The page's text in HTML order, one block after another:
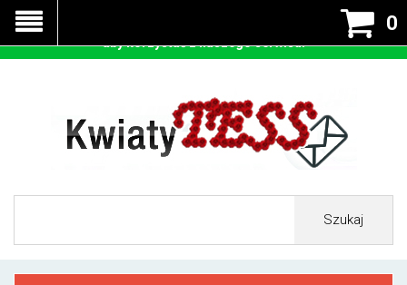
0
Szukaj
Nasza strona korzysta z cookies - czyli tzw ciastek w celu
prawidłowego działania. Zaakceptuj przyjmowanie cookies
aby korzystać z naszego serwisu.